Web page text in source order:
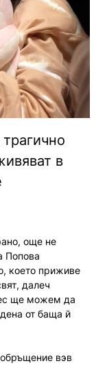
в
още не
Попова
което приживе
далеч
ще можем да
от баща й
вэв